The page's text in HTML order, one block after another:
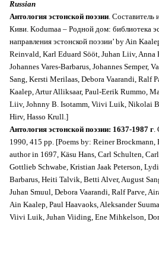
Russian
Антология эстонской поэзии.
Киви. Kodumaa – Родной дом: библиотека
направления эстонской поэзии’ by Ain
Reinvald, Karl Eduard Sööt, Juhan Liiv,
Johannes Vares-Barbarus, Johannes
Sang, Kersti Merilaas, Debora Vaarandi, Ralf
Kaalep, Artur Alliksaar, Paul-Eerik Rummo,
Liiv, Johnny B. Isotamm, Viivi Luik, Nikolai
Hirv, Hasso Krull.]
Антология эстонской поэзии: 1637-1987 г.
1990, 415 pp. [Poems by: Reiner
author in 1697, Käsu Hans, Carl Schulten,
Gottlieb Schwabe, Kristian Jaak Peterson,
Barbarus, Heiti Talvik, Betti Alver, August
Juhan Smuul, Debora Vaarandi, Ralf Parve,
Ain Kaalep, Paul Haavaoks, Aleksander
Viivi Luik, Juhan Viiding, Ene Mihkelson,